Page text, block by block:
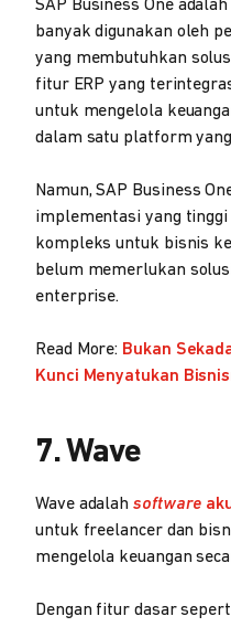
SAP Business One adalah
banyak digunakan oleh
yang membutuhkan
fitur ERP yang
untuk mengelola
dalam satu platform
Namun, SAP Business
implementasi yang
kompleks untuk bisnis
belum memerlukan
enterprise.
Read More: Bukan
Kunci Menyatukan
7. Wave
Wave adalahsoftware
untuk freelancer dan
mengelola keuangan
Dengan fitur dasar